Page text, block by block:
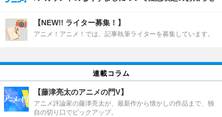
【NEW!! ライター募集！】
アニメ！アニメ！では、記事執筆ライターを募集しています。
連載コラム
【藤津亮太のアニメの門V】
アニメ評論家の藤津亮太が、最新作から懐かしの作品まで、独
自の切り口でピックアップ。